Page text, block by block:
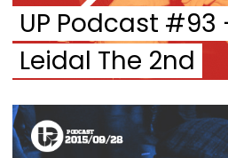
UP Podcast #93
Leidal The 2nd